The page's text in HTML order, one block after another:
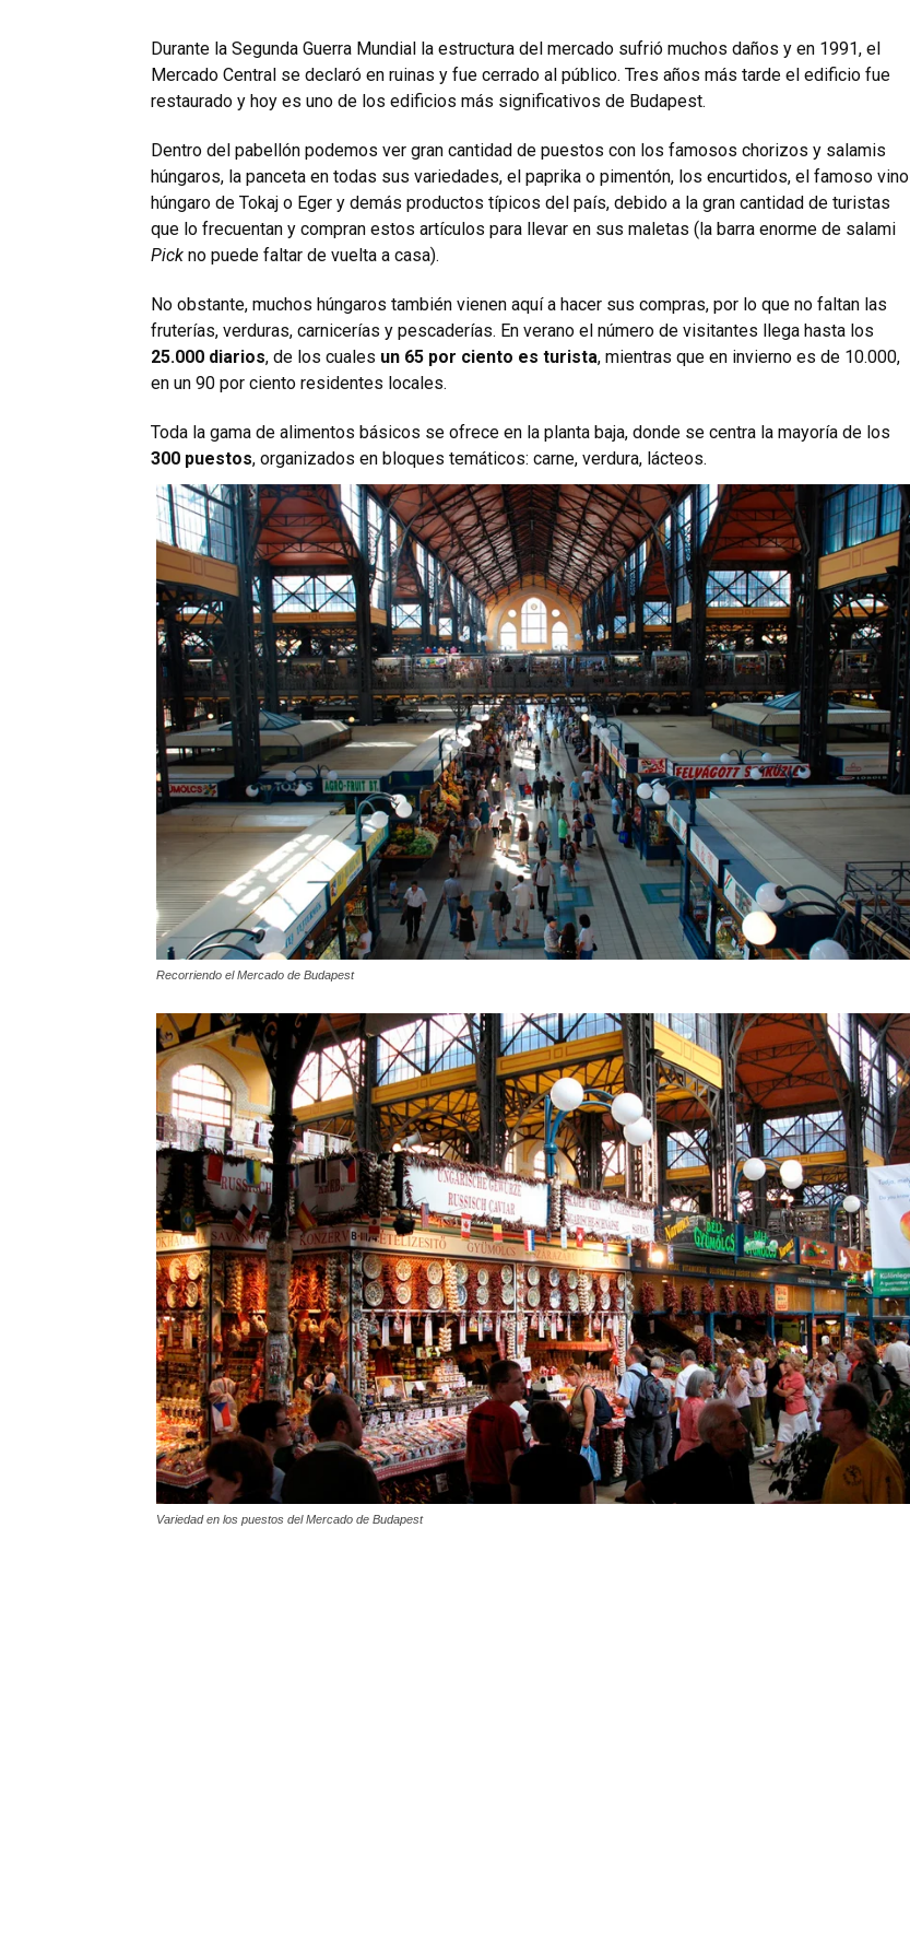
Durante la Segunda Guerra Mundial la estructura del mercado sufrió muchos daños y en 1991, el
Mercado Central se declaró en ruinas y fue cerrado al público. Tres años más tarde el edificio fue
restaurado y hoy es uno de los edificios más significativos de Budapest.
Dentro del pabellón podemos ver gran cantidad de puestos con los famosos chorizos y salamis
húngaros, la panceta en todas sus variedades, el paprika o pimentón, los encurtidos, el famoso vino
húngaro de Tokaj o Eger y demás productos típicos del país, debido a la gran cantidad de turistas
que lo frecuentan y compran estos artículos para llevar en sus maletas (la barra enorme de salami
Pick no puede faltar de vuelta a casa).
No obstante, muchos húngaros también vienen aquí a hacer sus compras, por lo que no faltan las
fruterías, verduras, carnicerías y pescaderías. En verano el número de visitantes llega hasta los
25.000 diarios, de los cuales un 65 por ciento es turista, mientras que en invierno es de 10.000,
en un 90 por ciento residentes locales.
Toda la gama de alimentos básicos se ofrece en la planta baja, donde se centra la mayoría de los
300 puestos, organizados en bloques temáticos: carne, verdura, lácteos.
Recorriendo el Mercado de Budapest
Variedad en los puestos del Mercado de Budapest